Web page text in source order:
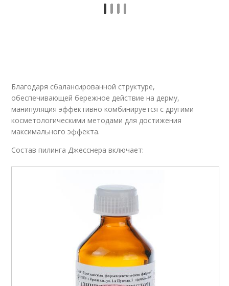
Благодаря сбалансированной структуре,
обеспечивающей бережное действие на дерму,
манипуляция эффективно комбинируется с другими
косметологическими методами для достижения
максимального эффекта.
Состав пилинга Джесснера включает: